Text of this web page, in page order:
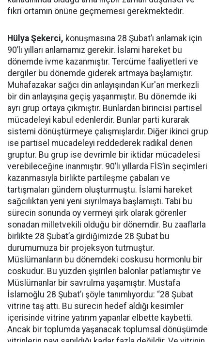
fikri ortamın önüne geçmemesi gerekmektedir.
Hülya Şekerci, konuşmasına 28 Şubat’ı anlamak için
90’lı yılları anlamamız gerekir. İslami hareket bu
dönemde ivme kazanmıştır. Tercüme faaliyetleri ve
dergiler bu dönemde giderek artmaya başlamıştır.
Muhafazakar sağcı din anlayışından Kur'an merkezli
bir din anlayışına geçiş yaşanmıştır. Bu dönemde iki
ayrı grup ortaya çıkmıştır. Bunlardan birincisi partisel
mücadeleyi kabul edenlerdir. Bunlar parti kurarak
sistemi dönüştürmeye çalışmışlardır. Diğer ikinci grup
ise partisel mücadeleyi reddederek radikal denen
gruptur. Bu grup ise devrimle bir iktidar mücadelesi
verebileceğine inanmıştır. 90’lı yıllarda FİS’in seçimleri
kazanmasıyla birlikte partileşme çabaları ve
tartışmaları gündem oluşturmuştu. İslami hareket
sağcılıktan yeni yeni sıyrılmaya başlamıştı. Tabi bu
sürecin sonunda oy vermeyi şirk olarak görenler
sonadan milletvekili olduğu bir dönemdir. Bu zaaflarla
birlikte 28 Şubat’a girdiğimizde 28 Şubat bu
durumumuza bir projeksyon tutmuştur.
Müslümanların bu dönemdeki coskusu hormonlu bir
coskudur. Bu yüzden şişirilen balonlar patlamıştır ve
Müslümanlar bir savrulma yaşamıştır. Mustafa
İslamoğlu 28 Şubat’ı şöyle tanımlıyordu: “28 Şubat
vitrine taş attı. Bu sürecin hedef aldığı kesimler
içerisinde vitrine yatırım yapanlar elbette kaybetti.
Ancak bir toplumda yaşanacak toplumsal dönüşümde